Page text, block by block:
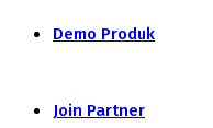
Demo Produk
Join Partner